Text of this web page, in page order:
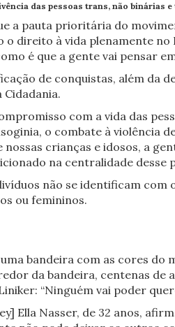
das pessoas trans, não binárias
a pauta prioritária do
direito à vida plenamente no
é que a gente vai pensar
de conquistas, além da
com a vida das
o combate à violência
crianças e idosos, a
na centralidade desse
não se identificam
ou femininos.
bandeira com as cores do
da bandeira, centenas
“Ninguém vai poder
Ella Nasser, de 32 anos,